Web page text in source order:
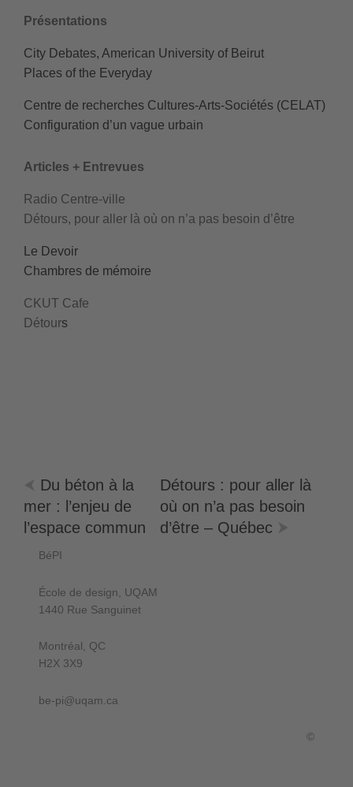
Présentations
City Debates, American University of Beirut
Places of the Everyday
Centre de recherches Cultures-Arts-Sociétés (CELAT)
Configuration d’un vague urbain
Articles + Entrevues
Radio Centre-ville
Détours, pour aller là où on n’a pas besoin d’être
Le Devoir
Chambres de mémoire
CKUT Cafe
Détours
Du béton à la
mer : l’enjeu de
l’espace commun
Détours : pour aller là
où on n’a pas besoin
d’être – Québec
BéPI
École de design, UQAM
1440 Rue Sanguinet
Montréal, QC
H2X 3X9
be-pi@uqam.ca
©